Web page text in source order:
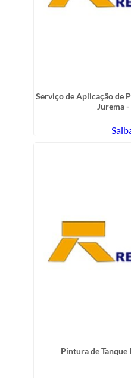
Serviço de Aplicação de
Jurema
Pintura de